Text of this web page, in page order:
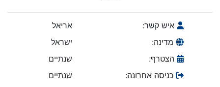
איש קשר:
אריאל
מדינה:
ישראל
הצטרף:
שנתיים
כניסה אחרונה:
שנתיים